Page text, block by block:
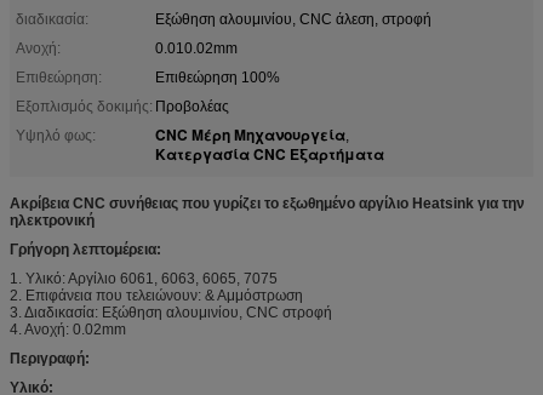
διαδικασία:
Εξώθηση αλουμινίου, CNC άλεση, στροφή
Ανοχή:
0.010.02mm
Επιθεώρηση:
Επιθεώρηση 100%
Εξοπλισμός δοκιμής: Προβολέας
Υψηλό φως:
CNC Μέρη Μηχανουργεία,
Κατεργασία CNC Εξαρτήματα
Ακρίβεια CNC συνήθειας που γυρίζει το εξωθημένο αργίλιο Heatsink για την
ηλεκτρονική
Γρήγορη λεπτομέρεια:
1. Υλικό: Αργίλιο 6061, 6063, 6065, 7075
2. Επιφάνεια που τελειώνουν: & Αμμόστρωση
3. Διαδικασία: Εξώθηση αλουμινίου, CNC στροφή
4. Ανοχή: 0.02mm
Περιγραφή:
Υλικό: